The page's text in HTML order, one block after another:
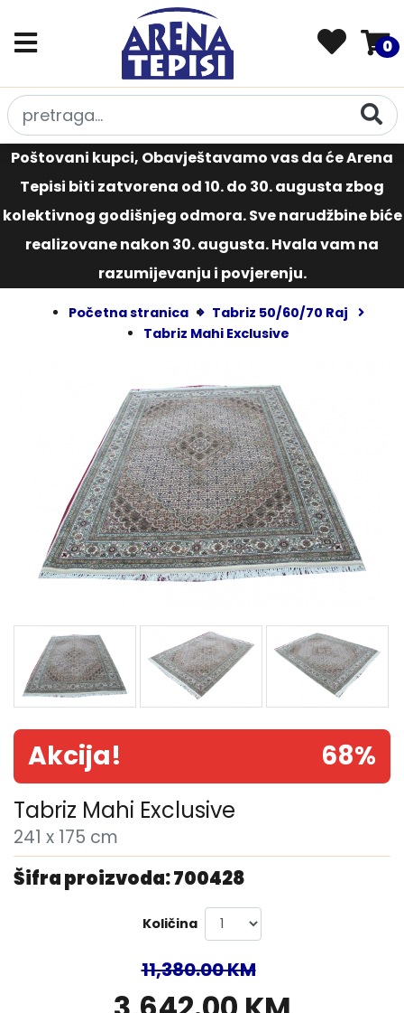
0
Poštovani kupci, Obavještavamo vas da će Arena
Tepisi biti zatvorena od 10. do 30. augusta zbog
kolektivnog godišnjeg odmora. Sve narudžbine biće
realizovane nakon 30. augusta. Hvala vam na
razumijevanju i povjerenju.
Početna stranica
Tabriz 50/60/70 Raj
Tabriz Mahi Exclusive
Akcija! 68%
Tabriz Mahi Exclusive
241 x 175 cm
Šifra proizvoda: 700428
Količina
11,380.00 KM